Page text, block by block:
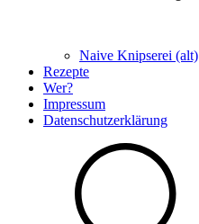
Naive Knipserei (alt)
Rezepte
Wer?
Impressum
Datenschutzerklärung